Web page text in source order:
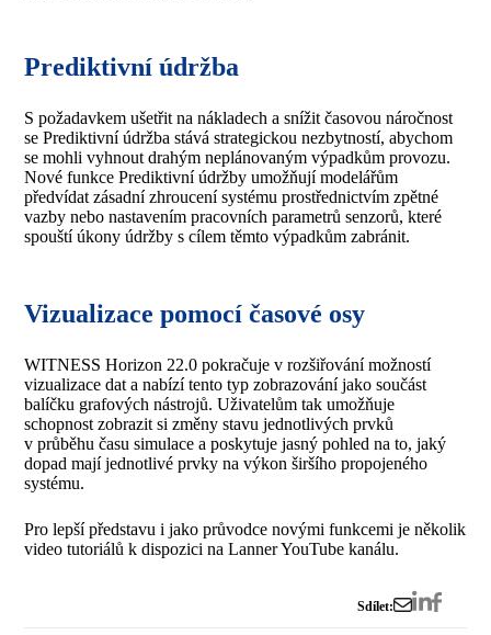
Prediktivní údržba
S požadavkem ušetřit na nákladech a snížit časovou náročnost
se Prediktivní údržba stává strategickou nezbytností, abychom
se mohli vyhnout drahým neplánovaným výpadkům provozu.
Nové funkce Prediktivní údržby umožňují modelářům
předvídat zásadní zhroucení systému prostřednictvím zpětné
vazby nebo nastavením pracovních parametrů senzorů, které
spouští úkony údržby s cílem těmto výpadkům zabránit.
Vizualizace pomocí časové osy
WITNESS Horizon 22.0 pokračuje v rozšiřování možností
vizualizace dat a nabízí tento typ zobrazování jako součást
balíčku grafových nástrojů. Uživatelům tak umožňuje
schopnost zobrazit si změny stavu jednotlivých prvků
v průběhu času simulace a poskytuje jasný pohled na to, jaký
dopad mají jednotlivé prvky na výkon širšího propojeného
systému.
Pro lepší představu i jako průvodce novými funkcemi je několik
video tutoriálů k dispozici na Lanner YouTube kanálu.
Sdílet: